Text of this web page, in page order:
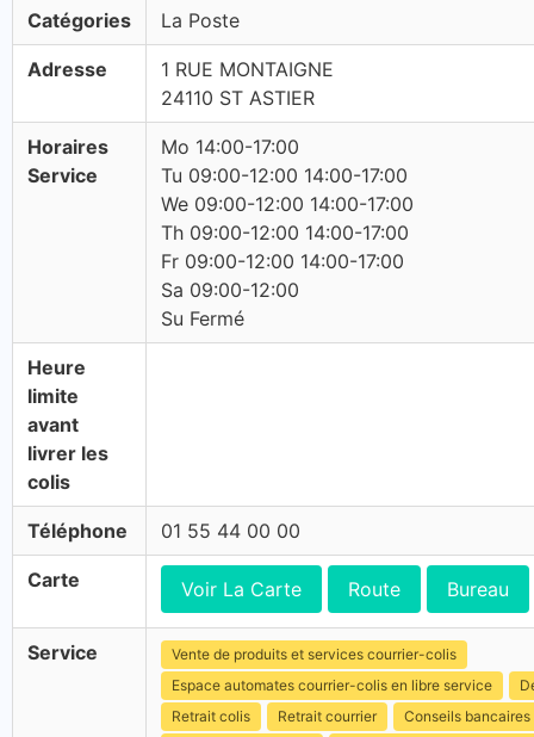
Catégories La Poste
Adresse
1 RUE MONTAIGNE
24110 ST ASTIER
Horaires
Service
Mo 14:00-17:00
Tu 09:00-12:00 14:00-17:00
We 09:00-12:00 14:00-17:00
Th 09:00-12:00 14:00-17:00
Fr 09:00-12:00 14:00-17:00
Sa 09:00-12:00
Su Fermé
Heure
limite
avant
livrer les
colis
Téléphone 01 55 44 00 00
Carte Voir La Carte Route Bureau
Service
Vente de produits et services courrier-colis
Espace automates courrier-colis en libre service
Retrait colis
Retrait courrier
Conseils bancaires